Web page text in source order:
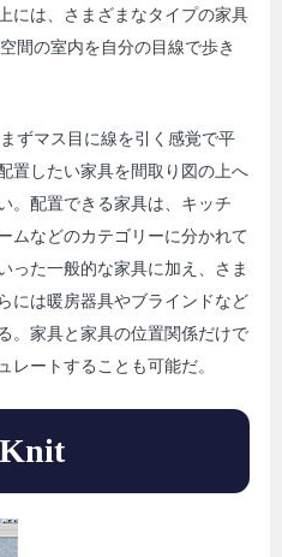
には、さまざまなタイプの家具
間の室内を自分の目線で歩き
ずマス目に線を引く感覚で平
置したい家具を間取り図の上へ
。配置できる家具は、キッチ
ムなどのカテゴリーに分かれて
った一般的な家具に加え、さま
には暖房器具やブラインドなど
。家具と家具の位置関係だけで
レートすることも可能だ。